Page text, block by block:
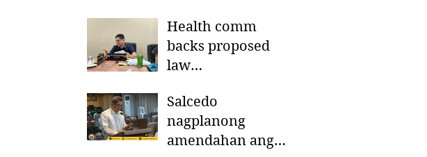
Health comm
backs proposed
law
mother-to-mother
support groups,
first 1,000 days
Salcedo
nagplanong
amendahan ang